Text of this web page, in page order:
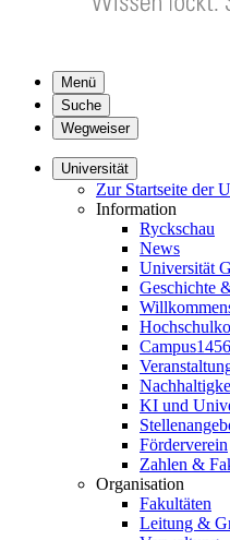
Menü
Suche
Wegweiser
Universität
Zur Startseite der
Information
Ryckschau
News
Universität
Geschichte
KI und
Förderverein
Zahlen &
Organisation
Fakultäten
Leitung &